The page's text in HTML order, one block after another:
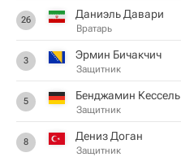
26 Даниэль Давари
Вратарь
3 Эрмин Бичакчич
Защитник
5 Бенджамин Кессель
Защитник
8 Дениз Доган
Защитник